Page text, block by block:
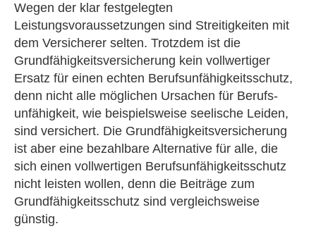
Wegen der klar festgelegten
Leistungsvoraussetzungen sind Streitigkeiten mit
dem Versicherer selten. Trotzdem ist die
Grundfähigkeitsversicherung kein vollwertiger
Ersatz für einen echten Berufs­unfähig­keitsschutz,
denn nicht alle möglichen Ursachen für Berufs­
unfähig­keit, wie beispielsweise seelische Leiden,
sind versichert. Die Grundfähigkeitsversicherung
ist aber eine bezahlbare Alternative für alle, die
sich einen vollwertigen Berufs­unfähig­keitsschutz
nicht leisten wollen, denn die Beiträge zum
Grundfähigkeitsschutz sind vergleichsweise
günstig.